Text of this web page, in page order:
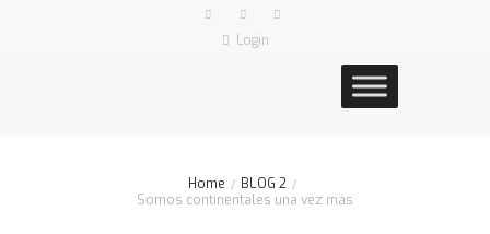
Login
Home
BLOG 2
Somos continentales una vez más